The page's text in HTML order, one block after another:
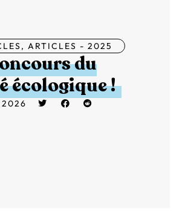
, ARTICLES - 2025
du
écologique !